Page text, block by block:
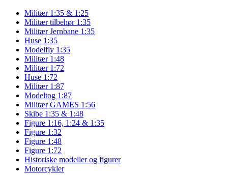
Militær 1:35 & 1:25
Militær tilbehør 1:35
Militær Jernbane 1:35
Huse 1:35
Modelfly 1:35
Militær 1:48
Militær 1:72
Huse 1:72
Militær 1:87
Modeltog 1:87
Militær GAMES 1:56
Skibe 1:35 & 1:48
Figure 1:16, 1:24 & 1:35
Figure 1:32
Figure 1:48
Figure 1:72
Historiske modeller og figurer
Motorcykler